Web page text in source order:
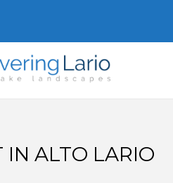
IN ALTO LARIO